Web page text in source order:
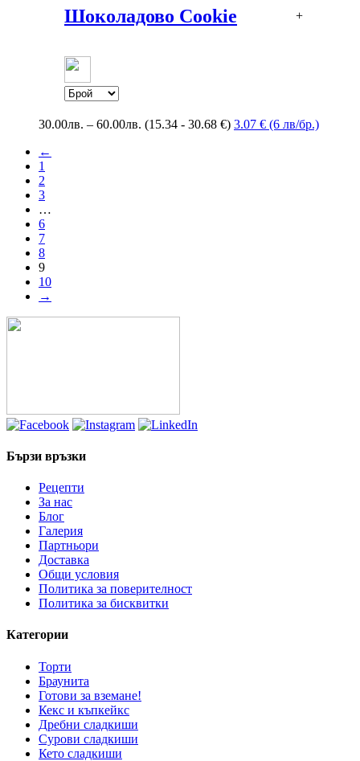
48.00лв.
Шоколадово Cookie +
30.00лв. – 60.00лв. Price
(15.34 - 30.68 €) 3.07 € (6 лв/бр.)
←
1
2
3
…
6
7
8
9
10
→
Бързи връзки
Рецепти
За нас
Блог
Галерия
Партньори
Доставка
Общи условия
Политика за поверителност
Политика за бисквитки
Категории
Торти
Браунита
Готови за вземане!
Кекс и къпкейкс
Дребни сладкиши
Сурови сладкиши
Кето сладкиши